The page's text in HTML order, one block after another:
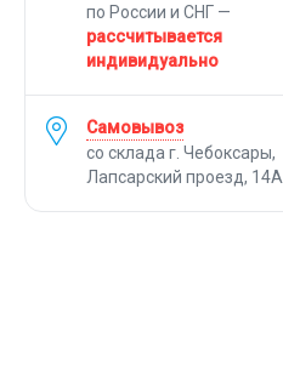
по России и СНГ —
рассчитывается
индивидуально
Самовывоз
со склада г. Чебоксары,
Лапсарский проезд, 14А